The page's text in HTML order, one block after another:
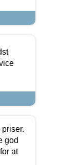
god
at